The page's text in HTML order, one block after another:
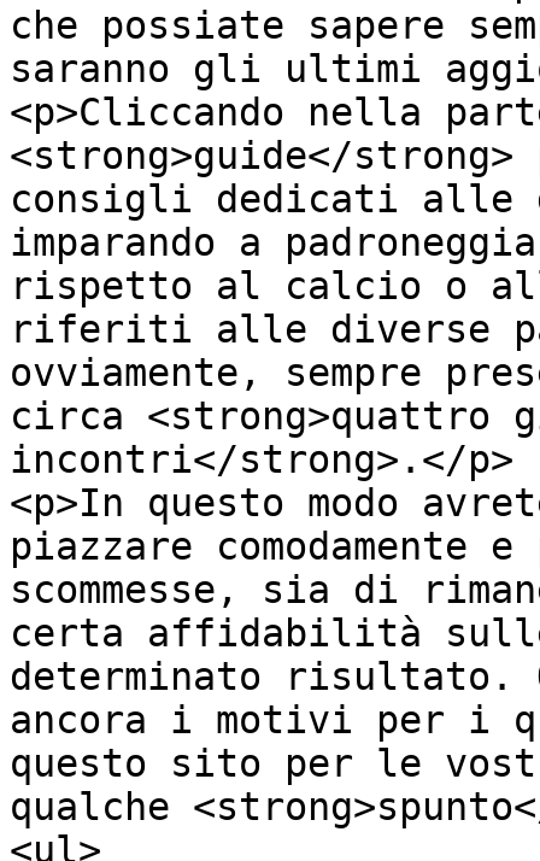
che possiate sapere
saranno gli ultimi
<p>Cliccando nella
<strong>guide</
consigli dedicati alle
imparando a
rispetto al calcio o
riferiti alle diverse
ovviamente, sempre
circa
incontri</strong>.</p>
<p>In questo modo
piazzare comodamente
scommesse, sia di
certa affidabilità
determinato risultato.
ancora i motivi per i
questo sito per le
qualche
<ul>